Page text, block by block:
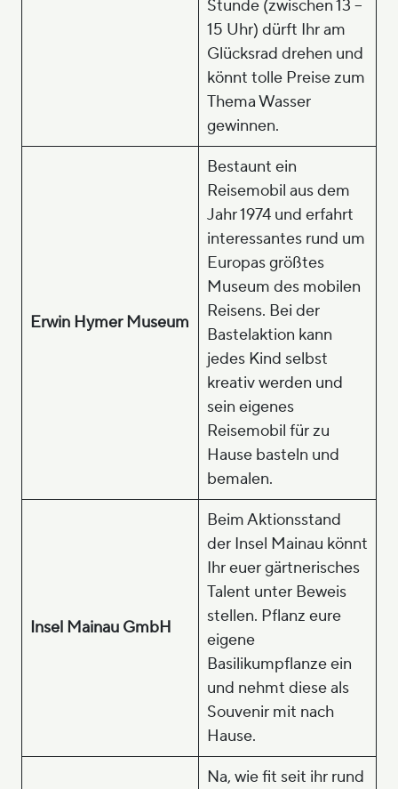
Stunde (zwischen 13 –
15 Uhr) dürft Ihr am
Glücksrad drehen und
könnt tolle Preise zum
Thema Wasser
gewinnen.
Erwin Hymer Museum
Bestaunt ein
Reisemobil aus dem
Jahr 1974 und erfahrt
interessantes rund um
Europas größtes
Museum des mobilen
Reisens. Bei der
Bastelaktion kann
jedes Kind selbst
kreativ werden und
sein eigenes
Reisemobil für zu
Hause basteln und
bemalen.
Insel Mainau GmbH
Beim Aktionsstand
der Insel Mainau könnt
Ihr euer gärtnerisches
Talent unter Beweis
stellen. Pflanz eure
eigene
Basilikumpflanze ein
und nehmt diese als
Souvenir mit nach
Hause.
Na, wie fit seit ihr rund